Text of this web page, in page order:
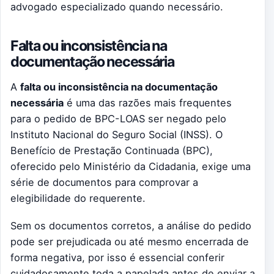
advogado especializado quando necessário.
Falta ou inconsistência na
documentação necessária
A falta ou inconsistência na documentação
necessária é uma das razões mais frequentes
para o pedido de BPC-LOAS ser negado pelo
Instituto Nacional do Seguro Social (INSS). O
Benefício de Prestação Continuada (BPC),
oferecido pelo Ministério da Cidadania, exige uma
série de documentos para comprovar a
elegibilidade do requerente.
Sem os documentos corretos, a análise do pedido
pode ser prejudicada ou até mesmo encerrada de
forma negativa, por isso é essencial conferir